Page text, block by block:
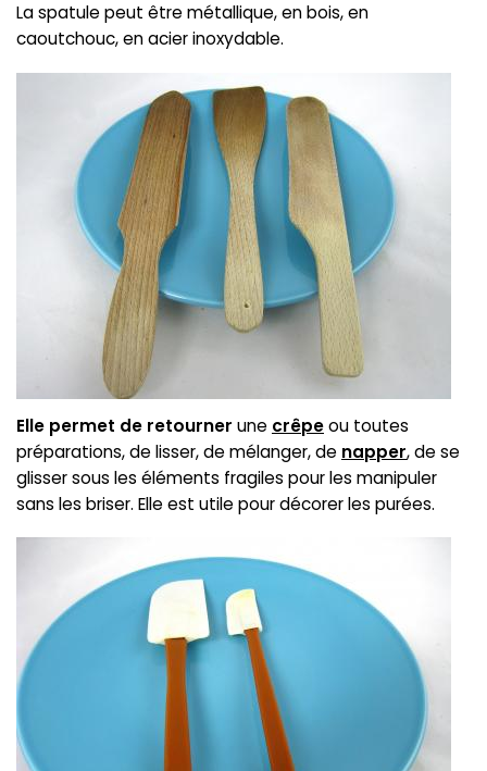
La spatule peut être métallique, en bois, en
caoutchouc, en acier inoxydable.
Elle permet de retourner une crêpeou toutes
préparations, de lisser, de mélanger, de napper, de se
glisser sous les éléments fragiles pour les manipuler
sans les briser. Elle est utile pour décorer les purées.